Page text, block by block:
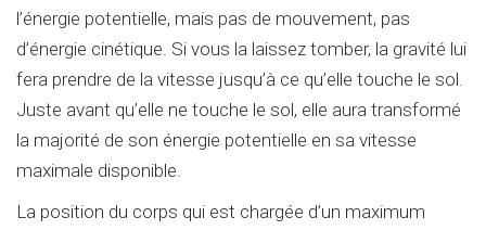
l’énergie potentielle, mais pas de mouvement, pas
d’énergie cinétique. Si vous la laissez tomber, la gravité lui
fera prendre de la vitesse jusqu’à ce qu’elle touche le sol.
Juste avant qu’elle ne touche le sol, elle aura transformé
la majorité de son énergie potentielle en sa vitesse
maximale disponible.
La position du corps qui est chargée d’un maximum